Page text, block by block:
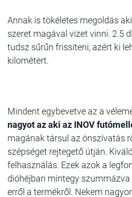
Annak is tökéletes megoldás
szeret magával vizet vinni. 2.5
tudsz sűrűn frissíteni, azért ki
kilométert.
Mindent egybevetve az a
nagyot az aki az INOV
magának társul az önszívatás
szépséget rejtegető útján.
felhasználás. Ezek azok a
dióhéjban mintegy
erről a termékről. Nekem